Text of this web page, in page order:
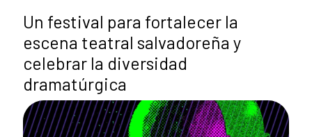
Un festival para fortalecer la
escena teatral salvadoreña y
celebrar la diversidad
dramatúrgica